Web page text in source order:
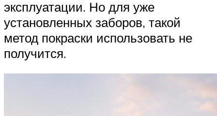
эксплуатации. Но для уже
установленных заборов, такой
метод покраски использовать не
получится.